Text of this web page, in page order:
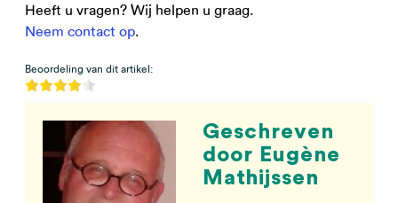
Heeft u vragen? Wij helpen u graag.
Neem contact op.
Beoordeling van dit artikel:
Geschreven
door Eugène
Mathijssen